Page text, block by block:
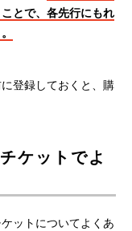
とで、各先行にもれ
登録しておくと、購
ケットでよ
ットについてよくあ